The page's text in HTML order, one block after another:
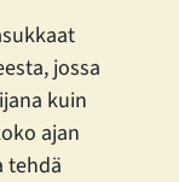
jossa
kuin
ajan
tehdä